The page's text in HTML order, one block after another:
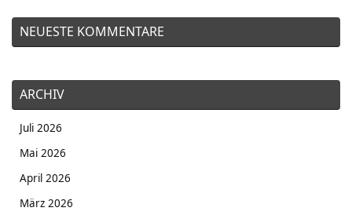
NEUESTE KOMMENTARE
ARCHIV
Juli 2026
Mai 2026
April 2026
März 2026